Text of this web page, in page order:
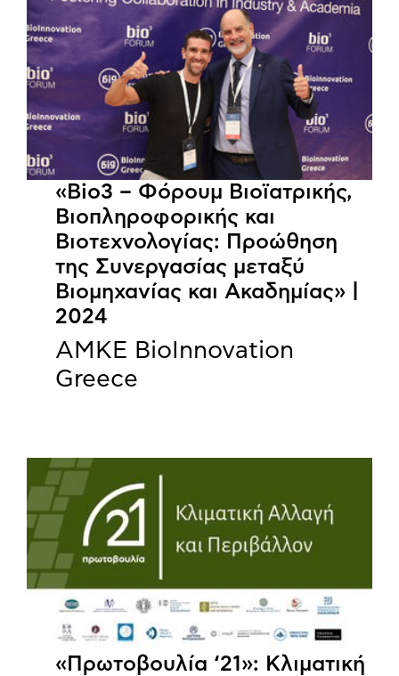
«Bio3 – Φόρουμ Βιοϊατρικής,
Βιοπληροφορικής και
Βιοτεχνολογίας: Προώθηση
της Συνεργασίας μεταξύ
Βιομηχανίας και Ακαδημίας» |
2024
ΑΜΚΕ BioInnovation
Greece
«Πρωτοβουλία ‘21»: Κλιματική